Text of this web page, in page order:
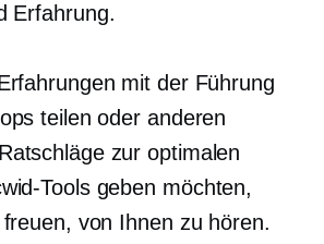
Erfahrung.
mit der Führung
teilen oder anderen
zur optimalen
Tools geben möchten,
von Ihnen zu hören.